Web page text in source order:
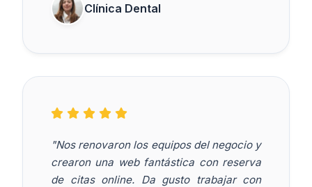
Clínica Dental
"Nos renovaron los equipos del negocio y
crearon una web fantástica con reserva
de citas online. Da gusto trabajar con